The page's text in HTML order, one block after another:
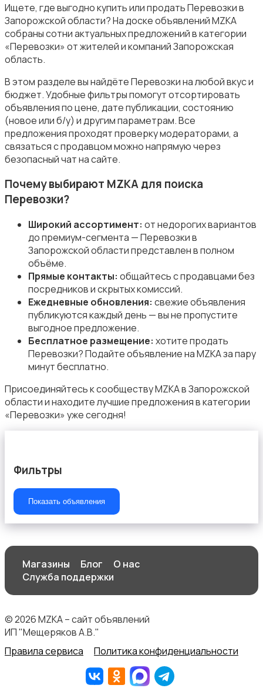
Ремонт техники
Организация праздников
Фото- и видеосъемка
Изготовление на заказ
Продукты питания
Уход за животными
Ищете, где выгодно купить или продать Перевозки в
Запорожской области? На доске объявлений MZKA
собраны сотни актуальных предложений в категории
«Перевозки» от жителей и компаний Запорожская
область.
В этом разделе вы найдёте Перевозки на любой вкус и
бюджет. Удобные фильтры помогут отсортировать
объявления по цене, дате публикации, состоянию
(новое или б/у) и другим параметрам. Все
предложения проходят проверку модераторами, а
связаться с продавцом можно напрямую через
безопасный чат на сайте.
Почему выбирают MZKA для поиска
Перевозки?
Широкий ассортимент: от недорогих вариантов
до премиум-сегмента — Перевозки в
Запорожской области представлен в полном
объёме.
Прямые контакты: общайтесь с продавцами без
посредников и скрытых комиссий.
Ежедневные обновления: свежие объявления
публикуются каждый день — вы не пропустите
выгодное предложение.
Бесплатное размещение: хотите продать
Перевозки? Подайте объявление на MZKA за пару
минут бесплатно.
Присоединяйтесь к сообществу MZKA в Запорожской
области и находите лучшие предложения в категории
«Перевозки» уже сегодня!
Фильтры
Показать объявления
Магазины Блог
О нас
Служба поддержки
© 2026 MZKA – сайт объявлений
ИП "Мещеряков А.В."
Правила сервиса
Политика конфиденциальности